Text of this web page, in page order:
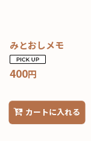
みとおしメモ
400円
カートに入れる